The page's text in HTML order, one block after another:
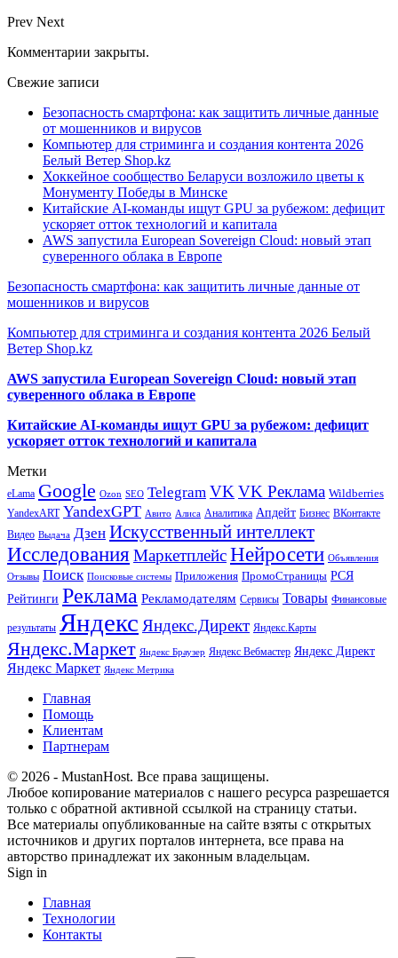
Prev Next
Комментарии закрыты.
Свежие записи
Безопасность смартфона: как защитить личные данные
от мошенников и вирусов
Компьютер для стриминга и создания контента 2026
Белый Ветер Shop.kz
Хоккейное сообщество Беларуси возложило цветы к
Монументу Победы в Минске
Китайские AI-команды ищут GPU за рубежом: дефицит
ускоряет отток технологий и капитала
AWS запустила European Sovereign Cloud: новый этап
суверенного облака в Европе
Безопасность смартфона: как защитить личные данные от
мошенников и вирусов
Компьютер для стриминга и создания контента 2026 Белый
Ветер Shop.kz
AWS запустила European Sovereign Cloud: новый этап
суверенного облака в Европе
Китайские AI-команды ищут GPU за рубежом: дефицит
ускоряет отток технологий и капитала
Метки
eLama Google Ozon SEO Telegram VK VK Реклама Wildberries
YandexART YandexGPT Авито Алиса Аналитика Апдейт Бизнес ВКонтакте
Видео Выдача Дзен Искусственный интеллект
Исследования МаркетплейсНейросети Объявления
Отзывы Поиск Поисковые системы Приложения ПромоСтраницы РСЯ
Рейтинги Реклама Рекламодателям Сервисы Товары Финансовые
результаты Яндекс Яндекс.Директ Яндекс.Карты
Яндекс.Маркет Яндекс Браузер Яндекс Вебмастер Яндекс Директ
Яндекс Маркет Яндекс Метрика
Главная
Помощь
Клиентам
Партнерам
© 2026 - MustanHost. Все права защищены.
Любое копирование материалов с нашего ресурса разрешается
только с обратной активной ссылкой на страницу статьи.
Все материалы опубликованные на сайте взяты с открытых
источников и других порталов интернета, все права на
авторство принадлежат их законным владельцам.
Sign in
Главная
Технологии
Контакты